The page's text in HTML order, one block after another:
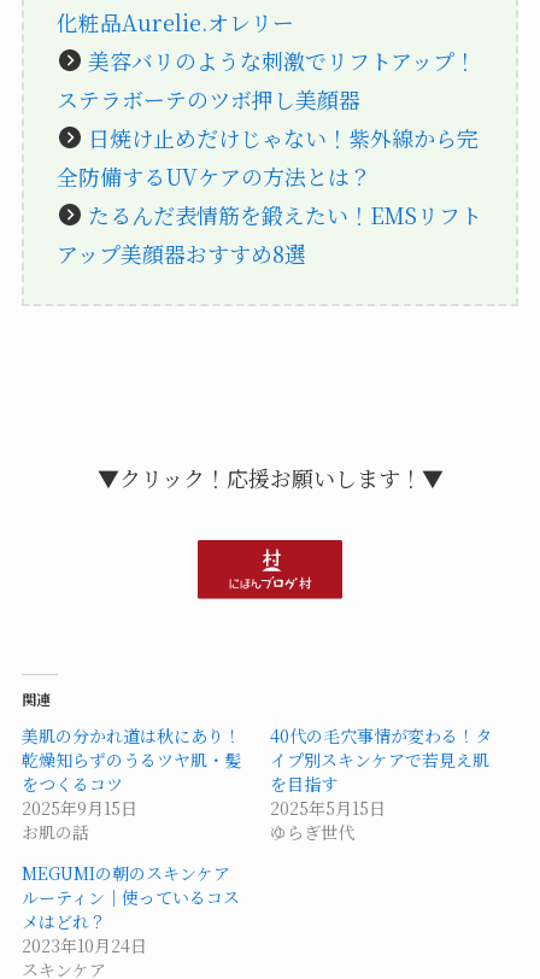
化粧品Aurelie.オレリー
美容バリのような刺激でリフトアップ！
ステラボーテのツボ押し美顔器
日焼け止めだけじゃない！紫外線から完
全防備するUVケアの方法とは？
たるんだ表情筋を鍛えたい！EMSリフト
アップ美顔器おすすめ8選
▼クリック！応援お願いします！▼
関連
美肌の分かれ道は秋にあり！
乾燥知らずのうるツヤ肌・髪
をつくるコツ
2025年9月15日
お肌の話
40代の毛穴事情が変わる！タ
イプ別スキンケアで若見え肌
を目指す
2025年5月15日
ゆらぎ世代
MEGUMIの朝のスキンケア
ルーティン｜使っているコス
メはどれ？
2023年10月24日
スキンケア